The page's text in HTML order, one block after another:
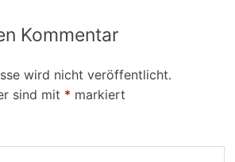
Kommentar
wird nicht veröffentlicht.
sind mit * markiert